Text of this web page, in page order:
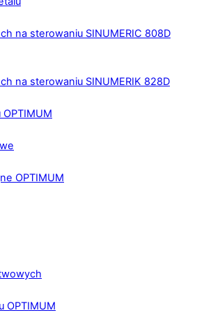
na sterowaniu SINUMERIC 808D
na sterowaniu SINUMERIK 828D
OPTIMUM
OPTIMUM